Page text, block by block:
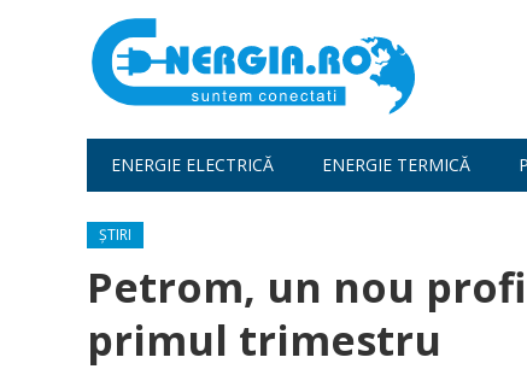
ENERGIE ELECTRICĂ ENERGIE TERMICĂ
ȘTIRI
Petrom, un nou
primul trimestru